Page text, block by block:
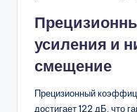
усиления и
смещение
Прецизионный
достигает 122 дБ, что